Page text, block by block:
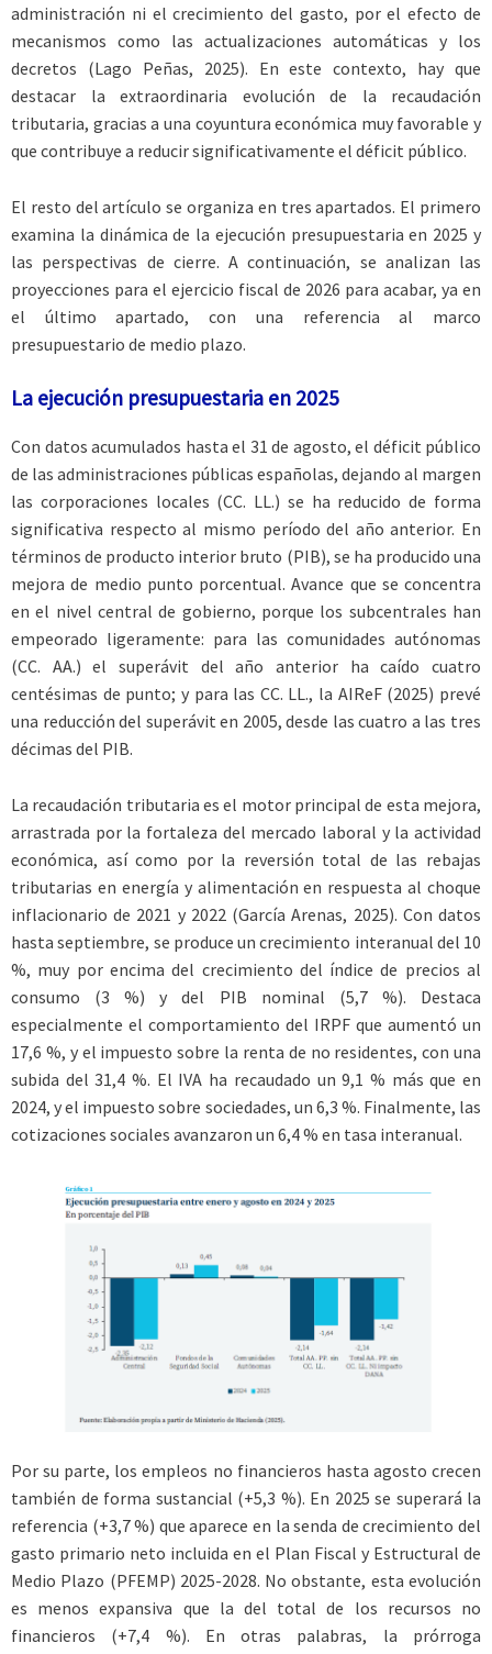
administración ni el crecimiento del gasto, por el efecto de
mecanismos como las actualizaciones automáticas y los
decretos (Lago Peñas, 2025). En este contexto, hay que
destacar la extraordinaria evolución de la recaudación
tributaria, gracias a una coyuntura económica muy favorable y
que contribuye a reducir significativamente el déficit público.
El resto del artículo se organiza en tres apartados. El primero
examina la dinámica de la ejecución presupuestaria en 2025 y
las perspectivas de cierre. A continuación, se analizan las
proyecciones para el ejercicio fiscal de 2026 para acabar, ya en
el último apartado, con una referencia al marco
presupuestario de medio plazo.
La ejecución presupuestaria en 2025
Con datos acumulados hasta el 31 de agosto, el déficit público
de las administraciones públicas españolas, dejando al margen
las corporaciones locales (CC. LL.) se ha reducido de forma
significativa respecto al mismo período del año anterior. En
términos de producto interior bruto (PIB), se ha producido una
mejora de medio punto porcentual. Avance que se concentra
en el nivel central de gobierno, porque los subcentrales han
empeorado ligeramente: para las comunidades autónomas
(CC. AA.) el superávit del año anterior ha caído cuatro
centésimas de punto; y para las CC. LL., la AIReF (2025) prevé
una reducción del superávit en 2005, desde las cuatro a las tres
décimas del PIB.
La recaudación tributaria es el motor principal de esta mejora,
arrastrada por la fortaleza del mercado laboral y la actividad
económica, así como por la reversión total de las rebajas
tributarias en energía y alimentación en respuesta al choque
inflacionario de 2021 y 2022 (García Arenas, 2025). Con datos
hasta septiembre, se produce un crecimiento interanual del 10
%, muy por encima del crecimiento del índice de precios al
consumo (3 %) y del PIB nominal (5,7 %). Destaca
especialmente el comportamiento del IRPF que aumentó un
17,6 %, y el impuesto sobre la renta de no residentes, con una
subida del 31,4 %. El IVA ha recaudado un 9,1 % más que en
2024, y el impuesto sobre sociedades, un 6,3 %. Finalmente, las
cotizaciones sociales avanzaron un 6,4 % en tasa interanual.
Por su parte, los empleos no financieros hasta agosto crecen
también de forma sustancial (+5,3 %). En 2025 se superará la
referencia (+3,7 %) que aparece en la senda de crecimiento del
gasto primario neto incluida en el Plan Fiscal y Estructural de
Medio Plazo (PFEMP) 2025-2028. No obstante, esta evolución
es menos expansiva que la del total de los recursos no
financieros (+7,4 %). En otras palabras, la prórroga